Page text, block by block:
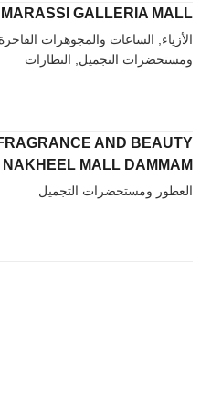
GALLERIA MALL
الأزياء, الساعات والمجوهرات
ومستحضرات التجميل, النظارات
AND BEAUTY
NAKHEEL MALL DAMMAM
العطور ومستحضرات التجميل